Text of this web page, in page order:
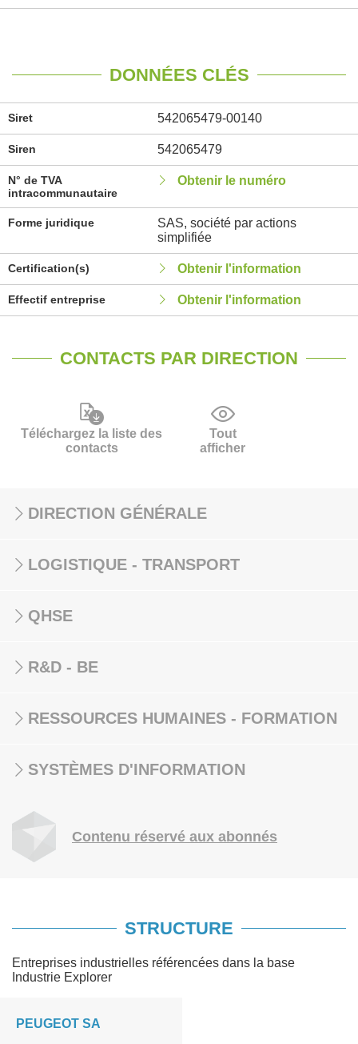
DONNÉES CLÉS
Siret 542065479-00140
Siren 542065479
N° de TVA
intracommunautaire
Obtenir le numéro
Forme juridique
SAS, société par actions
simplifiée
Certification(s) Obtenir l'information
Effectif entreprise Obtenir l'information
CONTACTS PAR DIRECTION
Téléchargez la liste des
contacts
Tout
afficher
DIRECTION GÉNÉRALE
LOGISTIQUE - TRANSPORT
QHSE
R&D - BE
RESSOURCES HUMAINES - FORMATION
SYSTÈMES D'INFORMATION
Contenu réservé aux abonnés
STRUCTURE
Entreprises industrielles référencées dans la base
Industrie Explorer
PEUGEOT SA